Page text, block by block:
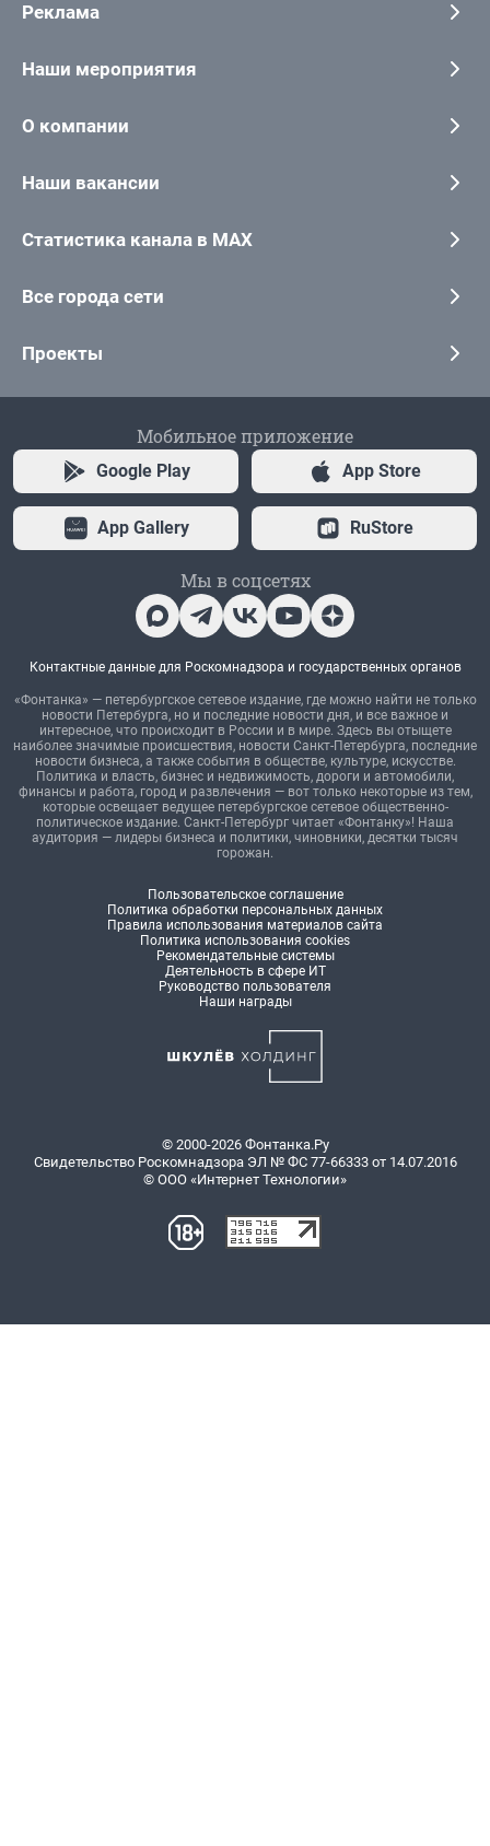
Реклама
Наши мероприятия
О компании
Наши вакансии
Статистика канала в MAX
Все города сети
Проекты
Мобильное приложение
Google Play App Store
App Gallery RuStore
Мы в соцсетях
Контактные данные для Роскомнадзора и государственных органов
«Фонтанка» — петербургское сетевое издание, где можно найти не только
новости Петербурга, но и последние новости дня, и все важное и
интересное, что происходит в России и в мире. Здесь вы отыщете
наиболее значимые происшествия, новости Санкт-Петербурга, последние
новости бизнеса, а также события в обществе, культуре, искусстве.
Политика и власть, бизнес и недвижимость, дороги и автомобили,
финансы и работа, город и развлечения — вот только некоторые из тем,
которые освещает ведущее петербургское сетевое общественно-
политическое издание. Санкт-Петербург читает «Фонтанку»! Наша
аудитория — лидеры бизнеса и политики, чиновники, десятки тысяч
горожан.
Пользовательское соглашение
Политика обработки персональных данных
Правила использования материалов сайта
Политика использования cookies
Рекомендательные системы
Деятельность в сфере ИТ
Руководство пользователя
Наши награды
© 2000-2026 Фонтанка.Ру
Свидетельство Роскомнадзора ЭЛ № ФС 77-66333 от 14.07.2016
© ООО «Интернет Технологии»